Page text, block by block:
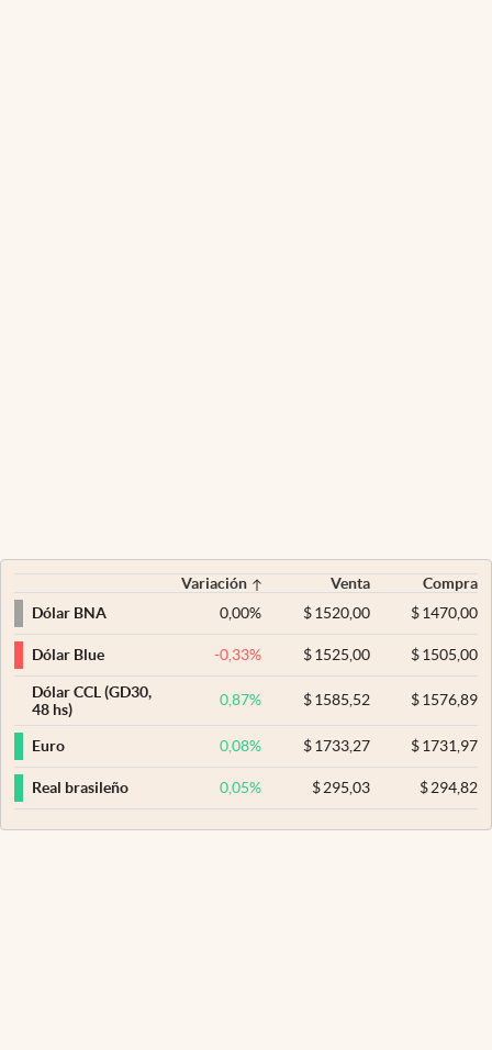
Variación Venta
Compra
Dólar BNA
0,00% $ 1520,00 $1470,00
Dólar Blue -0,33% $ 1525,00 $1505,00
Dólar CCL (GD30,
48 hs)
0,87% $ 1585,52 $1576,89
Euro 0,08% $ 1733,27 $1731,97
Real brasileño 0,05% $ 295,03 $294,82